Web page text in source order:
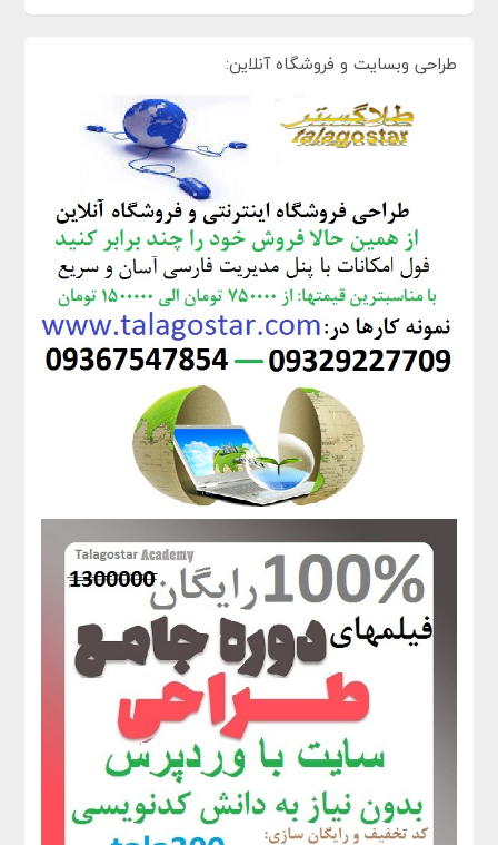
طراحی وبسایت و فروشگاه آنلاین: